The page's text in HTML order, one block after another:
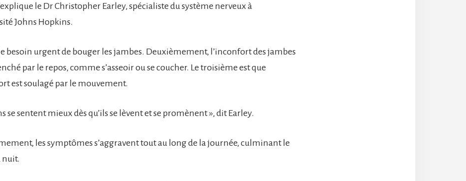
le Dr Christopher Earley, spécialiste du système nerveux à
Johns Hopkins.
le besoin urgent de bouger les jambes. Deuxièmement, l’inconfort des jambes
par le repos, comme s’asseoir ou se coucher. Le troisième est que
est soulagé par le mouvement.
se sentent mieux dès qu’ils se lèvent et se promènent », dit Earley.
les symptômes s’aggravent tout au long de la journée, culminant le
nuit.